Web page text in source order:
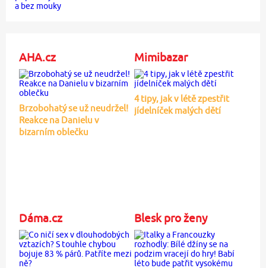
AHA.cz
Brzobohatý se už neudržel!
Reakce na Danielu v
bizarním oblečku
Mimibazar
4 tipy, jak v létě zpestřit
jídelníček malých dětí
Dáma.cz Blesk pro ženy